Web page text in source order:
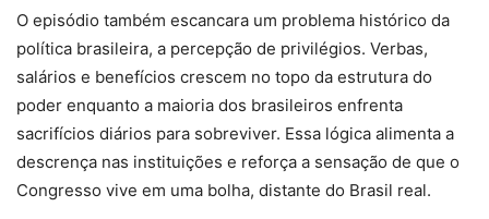
O episódio também escancara um problema histórico da
política brasileira, a percepção de privilégios. Verbas,
salários e benefícios crescem no topo da estrutura do
poder enquanto a maioria dos brasileiros enfrenta
sacrifícios diários para sobreviver. Essa lógica alimenta a
descrença nas instituições e reforça a sensação de que o
Congresso vive em uma bolha, distante do Brasil real.